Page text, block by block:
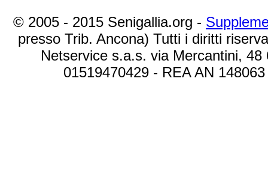
© 2005 - 2015 Senigallia.org -
presso Trib. Ancona) Tutti i diritti
Netservice s.a.s. via Mercantini,
01519470429 - REA AN